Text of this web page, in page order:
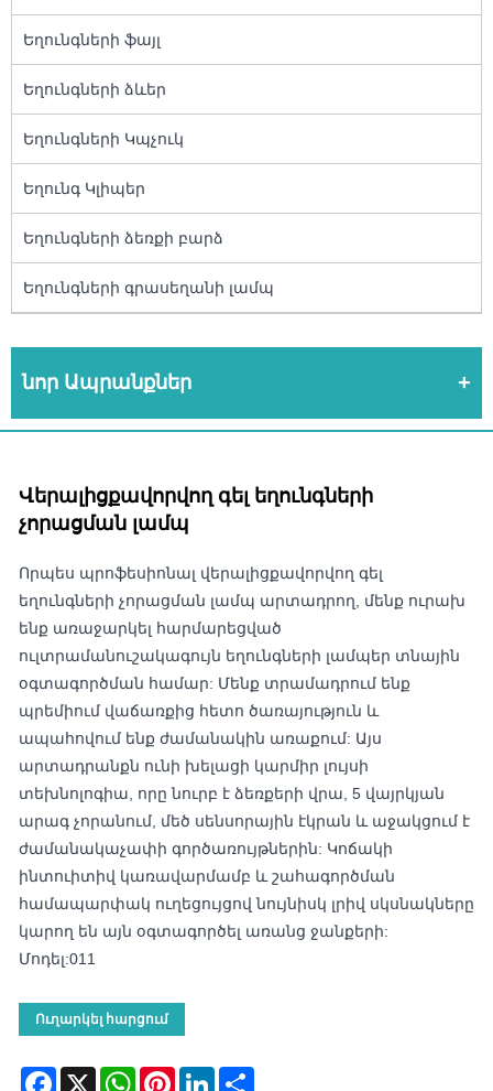
Եղունգների ֆայլ
Եղունգների ձևեր
Եղունգների Կպչուկ
Եղունգ Կլիպեր
Եղունգների ձեռքի բարձ
Եղունգների գրասեղանի լամպ
նոր Ապրանքներ
Վերալիցքավորվող գել եղունգների
չորացման լամպ
Որպես պրոֆեսիոնալ վերալիցքավորվող գել
եղունգների չորացման լամպ արտադրող, մենք ուրախ
ենք առաջարկել հարմարեցված
ուլտրամանուշակագույն եղունգների լամպեր տնային
օգտագործման համար: Մենք տրամադրում ենք
պրեմիում վաճառքից հետո ծառայություն և
ապահովում ենք ժամանակին առաքում: Այս
արտադրանքն ունի խելացի կարմիր լույսի
տեխնոլոգիա, որը նուրբ է ձեռքերի վրա, 5 վայրկյան
արագ չորանում, մեծ սենսորային էկրան և աջակցում է
ժամանակաչափի գործառույթներին: Կոճակի
ինտուիտիվ կառավարմամբ և շահագործման
համապարփակ ուղեցույցով նույնիսկ լրիվ սկսնակները
կարող են այն օգտագործել առանց ջանքերի:
Մոդել:011
Ուղարկել հարցում
Facebook
X WhatsAppPinterestLinkedIn